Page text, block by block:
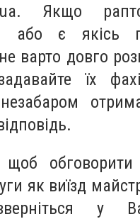
Якщо
або є якісь
варто довго
їх
обговорити
як виїзд
у